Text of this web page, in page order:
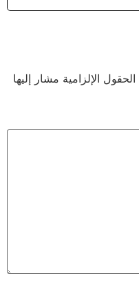
الحقول الإلزامية مشار إليها